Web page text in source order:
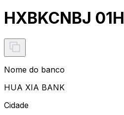
HXBKCNBJ 01H
Nome do banco
HUA XIA BANK
Cidade